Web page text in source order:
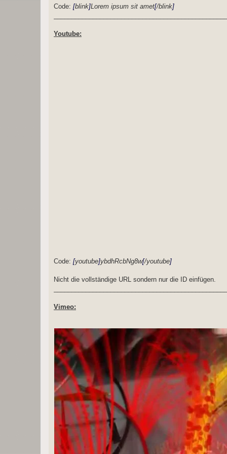
Code: [blink]Lorem ipsum sit amet[/blink]
Youtube:
Code: [youtube]ybdhRcbNg8w[/youtube]
Nicht die vollständige URL sondern nur die ID einfügen.
Vimeo: